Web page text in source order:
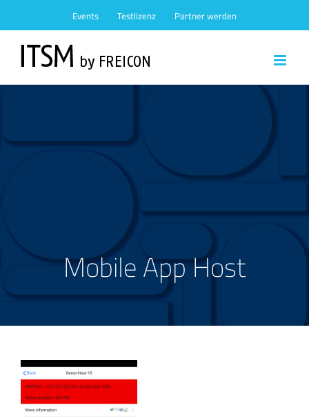
Inhalt
springen
Events Testlizenz Partner werden
Mobile App Host